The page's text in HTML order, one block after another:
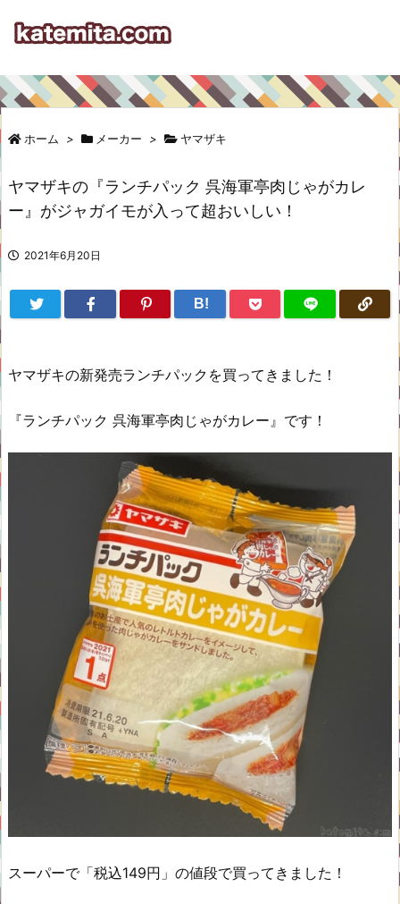
ホーム > メーカー > ヤマザキ
ヤマザキの『ランチパック 呉海軍亭肉じゃがカレ
ー』がジャガイモが入って超おいしい！
2021年6月20日
B!
ヤマザキの新発売ランチパックを買ってきました！
『ランチパック 呉海軍亭肉じゃがカレー』です！
スーパーで「税込149円」の値段で買ってきました！